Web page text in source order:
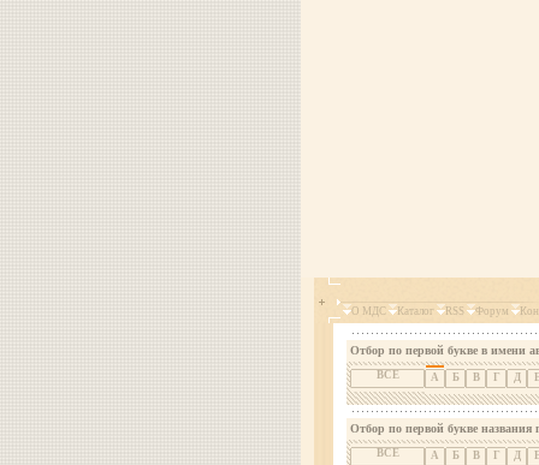
О МДС Каталог RSS Форум
Отбор по первой букве в имени
ВСЕ А Б В Г Д
Отбор по первой букве названия
ВСЕ А Б В Г Д